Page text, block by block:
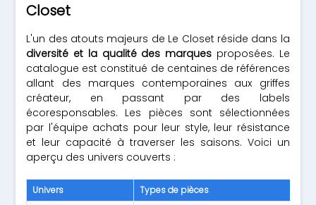
Closet
L'un des atouts majeurs de Le Closet réside dans la
diversité et la qualité des marques proposées. Le
catalogue est constitué de centaines de références
allant des marques contemporaines aux griffes
créateur, en passant par des labels
écoresponsables. Les pièces sont sélectionnées
par l'équipe achats pour leur style, leur résistance
et leur capacité à traverser les saisons. Voici un
aperçu des univers couverts :
Univers
Types de pièces